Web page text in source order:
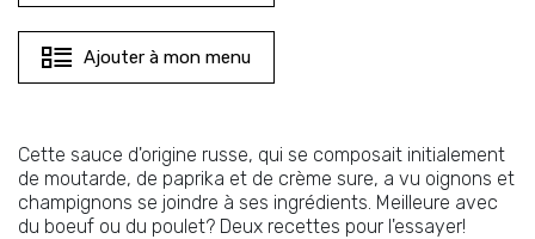
Ajouter à mon menu
Cette sauce d'origine russe, qui se composait initialement
de moutarde, de paprika et de crème sure, a vu oignons et
champignons se joindre à ses ingrédients. Meilleure avec
du boeuf ou du poulet? Deux recettes pour l'essayer!